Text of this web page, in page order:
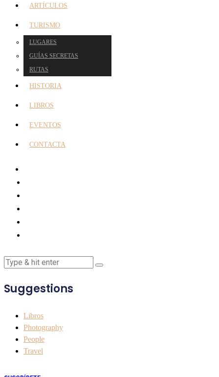
ARTÍCULOS
TURISMO
LUGARES
GUÍAS SECRETAS
RUTAS
HISTORIA
LIBROS
EVENTOS
CONTACTA
Suggestions
Libros
Photography
People
Travel